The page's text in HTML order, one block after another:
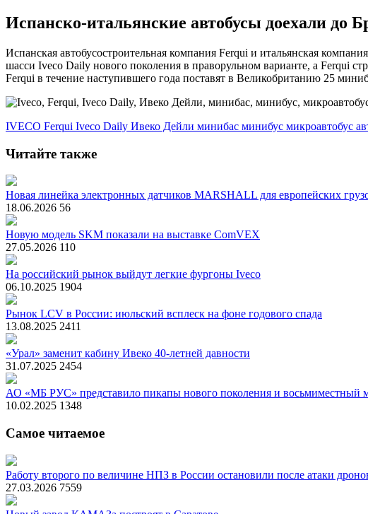
Испанско-итальянские автобусы доехали до
Испанская автобусостроительная компания Ferqui и итальянская
шасси Iveco Daily нового поколения в праворульном варианте, а Ferqui
Ferqui в течение наступившего года поставят в Великобританию 25
IVECO Ferqui Iveco Daily Ивеко Дейли минибас минибус микроавтобус
Читайте также
Новая линейка электронных датчиков MARSHALL для европейских
18.06.2026 56
Новую модель SKM показали на выставке ComVEX
27.05.2026 110
На российский рынок выйдут легкие фургоны Iveco
06.10.2025 1904
Рынок LCV в России: июльский всплеск на фоне годового спада
13.08.2025 2411
«Урал» заменит кабину Ивеко 40-летней давности
31.07.2025 2454
АО «МБ РУС» представило пикапы нового поколения и восьмиместный
10.02.2025 1348
Самое читаемое
Работу второго по величине НПЗ в России остановили после атаки
27.03.2026 7559